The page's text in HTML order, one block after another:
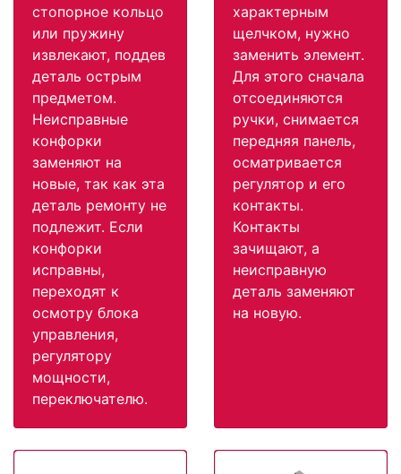
стопорное кольцо
или пружину
извлекают, поддев
деталь острым
предметом.
Неисправные
конфорки
заменяют на
новые, так как эта
деталь ремонту не
подлежит. Если
конфорки
исправны,
переходят к
осмотру блока
управления,
регулятору
мощности,
переключателю.
характерным
щелчком, нужно
заменить элемент.
Для этого сначала
отсоединяются
ручки, снимается
передняя панель,
осматривается
регулятор и его
контакты.
Контакты
зачищают, а
неисправную
деталь заменяют
на новую.